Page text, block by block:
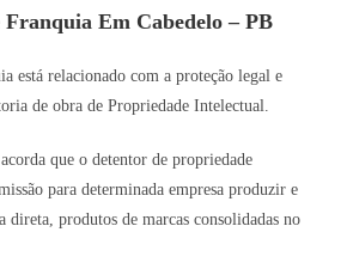
Em Cabedelo – PB
está relacionado com a proteção legal e
de obra de Propriedade Intelectual.
que o detentor de propriedade
para determinada empresa produzir e
direta, produtos de marcas consolidadas no